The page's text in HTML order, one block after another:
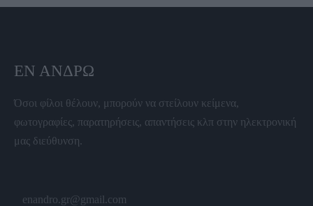
ΕΝ ΆΝΔΡΩ
Όσοι φίλοι θέλουν, μπορούν να στείλουν κείμενα,
φωτογραφίες, παρατηρήσεις, απαντήσεις κλπ στην ηλεκτρονική
μας διεύθυνση.
enandro.gr@gmail.com